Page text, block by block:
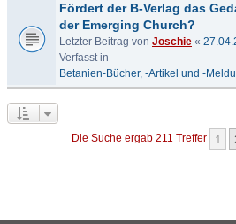
Fördert der B-Verlag das
der Emerging Church?
Letzter Beitrag von Joschie «
Verfasst in
Betanien-Bücher, -Artikel und -
Die Suche ergab 211 Treffer 1